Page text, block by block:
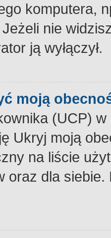
komputera,
nie
ją wyłączył.
moją
(UCP) w
Ukryj moją
na liście
oraz dla